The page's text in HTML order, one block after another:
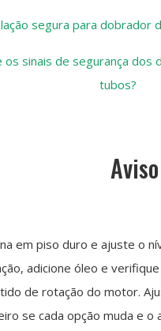
segura para dobrador
os sinais de segurança
tubos?
em piso duro e ajuste o
adicione óleo e
de rotação do motor.
se cada opção muda e